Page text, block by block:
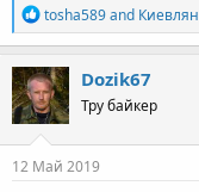
R
e
a
c
t
i
o
n
s
tosha589and
Dozik67
Тру байкер
12 Май 2019